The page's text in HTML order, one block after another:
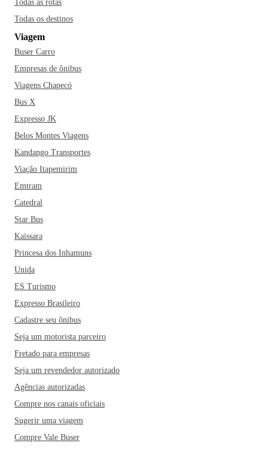
Todas as rotas
Todas os destinos
Viagem
Buser Carro
Empresas de ônibus
Viagens Chapecó
Bus X
Expresso JK
Belos Montes Viagens
Kandango Transportes
Viação Itapemirim
Emtram
Catedral
Star Bus
Kaissara
Princesa dos Inhamuns
Unida
ES Turismo
Expresso Brasileiro
Cadastre seu ônibus
Seja um motorista parceiro
Fretado para empresas
Seja um revendedor autorizado
Agências autorizadas
Compre nos canais oficiais
Sugerir uma viagem
Compre Vale Buser